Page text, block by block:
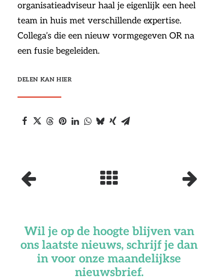
organisatieadviseur haal je eigenlijk een heel
team in huis met verschillende expertise.
Collega’s die een nieuw vormgegeven OR na
een fusie begeleiden.
DELEN KAN HIER
Wil je op de hoogte blijven van
ons laatste nieuws, schrijf je dan
in voor onze maandelijkse
nieuwsbrief.